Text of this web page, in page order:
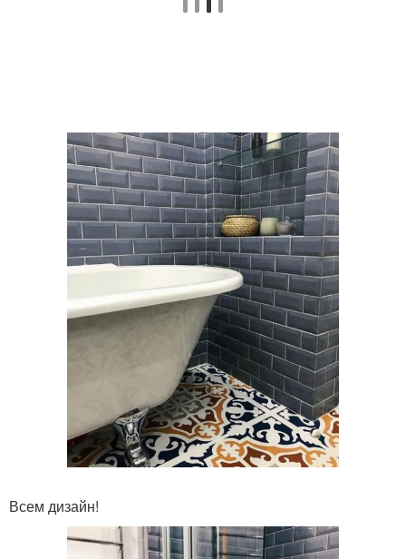
Всем дизайн!